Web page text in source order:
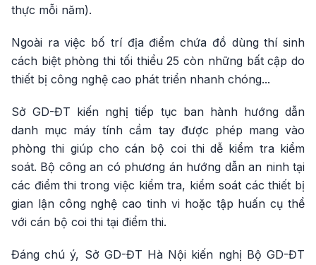
thực mỗi năm).
Ngoài ra việc bố trí địa điểm chứa đồ dùng thí sinh
cách biệt phòng thi tối thiểu 25 còn những bất cập do
thiết bị công nghệ cao phát triển nhanh chóng...
Sở GD-ĐT kiến nghị tiếp tục ban hành hướng dẫn
danh mục máy tính cầm tay được phép mang vào
phòng thi giúp cho cán bộ coi thi dễ kiểm tra kiểm
soát. Bộ công an có phương án hướng dẫn an ninh tại
các điểm thi trong việc kiểm tra, kiểm soát các thiết bị
gian lận công nghệ cao tinh vi hoặc tập huấn cụ thể
với cán bộ coi thi tại điểm thi.
Đáng chú ý, Sở GD-ĐT Hà Nội kiến nghị Bộ GD-ĐT